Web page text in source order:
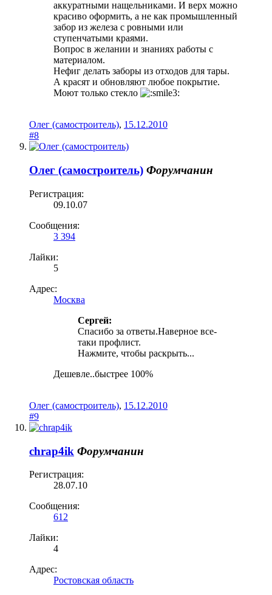
аккуратными нащельниками. И верх можно
красиво оформить, а не как промышленный
забор из железа с ровными или
ступенчатыми краями.
Вопрос в желании и знаниях работы с
материалом.
Нефиг делать заборы из отходов для тары.
А красят и обновляют любое покрытие.
Моют только стекло
Олег (самостроитель), 15.12.2010
#8
Олег (самостроитель) Форумчанин
Регистрация:
09.10.07
Сообщения:
3 394
Лайки:
5
Адрес:
Москва
Сергей:
Спасибо за ответы.Наверное все-
таки профлист.
Нажмите, чтобы раскрыть...
Дешевле..быстрее 100%
Олег (самостроитель), 15.12.2010
#9
chrap4ik Форумчанин
Регистрация:
28.07.10
Сообщения:
612
Лайки:
4
Адрес:
Ростовская область